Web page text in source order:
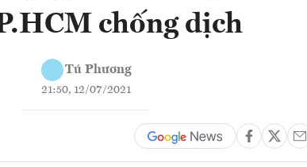
chống dịch
Tú Phương
21:50, 12/07/2021